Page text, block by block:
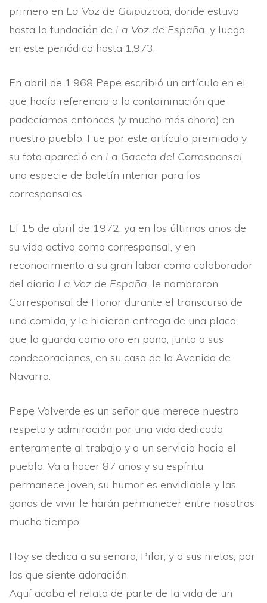
primero en La Voz de Guipuzcoa, donde estuvo
hasta la fundación de La Voz de España, y luego
en este periódico hasta 1.973.
En abril de 1.968 Pepe escribió un artí­culo en el
que hací­a referencia a la contaminación que
padecí­amos entonces (y mucho más ahora) en
nuestro pueblo. Fue por este artí­culo premiado y
su foto apareció en La Gaceta del Corresponsal,
una especie de boletí­n interior para los
corresponsales.
El 15 de abril de 1972, ya en los últimos años de
su vida activa como corresponsal, y en
reconocimiento a su gran labor como colaborador
del diario La Voz de España, le nombraron
Corresponsal de Honor durante el transcurso de
una comida, y le hicieron entrega de una placa,
que la guarda como oro en paño, junto a sus
condecoraciones, en su casa de la Avenida de
Navarra.
Pepe Valverde es un señor que merece nuestro
respeto y admiración por una vida dedicada
enteramente al trabajo y a un servicio hacia el
pueblo. Va a hacer 87 años y su espí­ritu
permanece joven, su humor es envidiable y las
ganas de vivir le harán permanecer entre nosotros
mucho tiempo.
Hoy se dedica a su señora, Pilar, y a sus nietos, por
los que siente adoración.
Aquí­ acaba el relato de parte de la vida de un